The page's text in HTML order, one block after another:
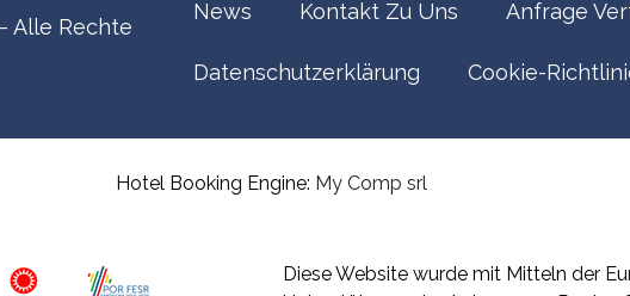
Alle Rechte
News Kontakt Zu Uns Anfrage
Datenschutzerklärung Cookie-
Hotel Booking Engine: My Comp srl
Diese Website wurde mit Mitteln der